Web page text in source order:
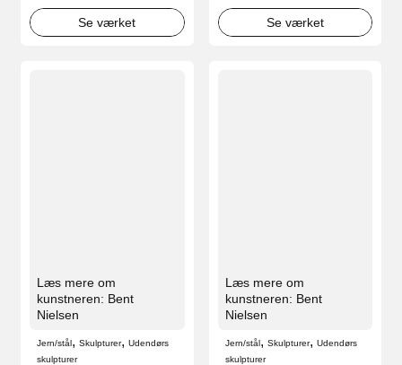
Se værket Se værket
Læs mere om
kunstneren: Bent
Nielsen
Jern/stål,Skulpturer,Udendørs
skulpturer
Læs mere om
kunstneren: Bent
Nielsen
Jern/stål, Skulpturer, Udendørs
skulpturer